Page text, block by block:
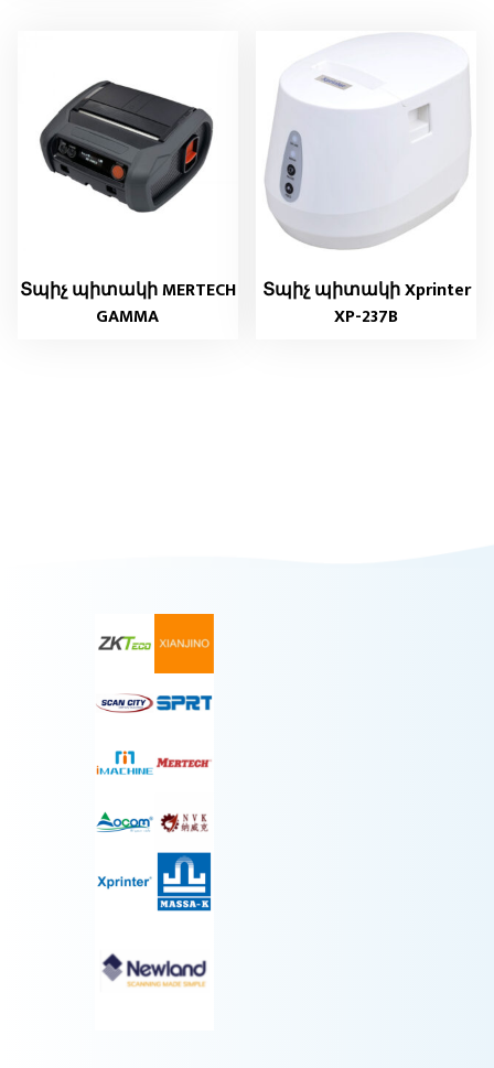
Տպիչ պիտակի MERTECH
GAMMA
Տպիչ պիտակի Xprinter
XP-237B